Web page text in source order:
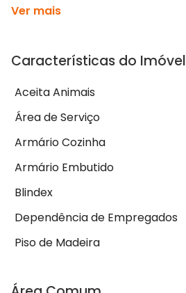
Ver mais
Características do Imóvel
Aceita Animais
Área de Serviço
Armário Cozinha
Armário Embutido
Blindex
Dependência de Empregados
Piso de Madeira